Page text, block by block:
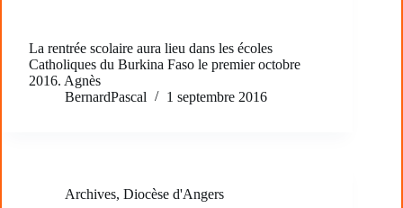
La rentrée scolaire aura lieu dans les écoles
Catholiques du Burkina Faso le premier octobre
2016. Agnès
BernardPascal
1 septembre 2016
Archives, Diocèse d'Angers